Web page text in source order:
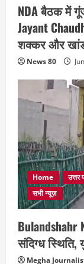
NDA बैठक में
Jayant
शक्कर और
News 80
Home उत्तर
सभी न्यूज़
Bulandshahr
संदिग्ध स्थिति,
Megha